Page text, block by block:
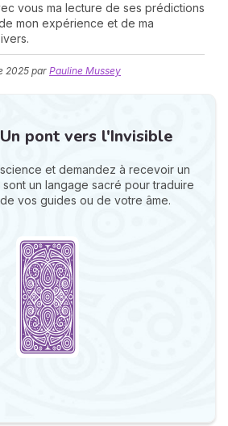
vous ma lecture de ses prédictions
mon expérience et de ma
2025 par Pauline Mussey
pont vers l'Invisible
et demandez à recevoir un
sont un langage sacré pour traduire
vos guides ou de votre âme.